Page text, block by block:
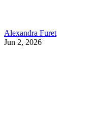
Alexandra Furet
Jun 2, 2026